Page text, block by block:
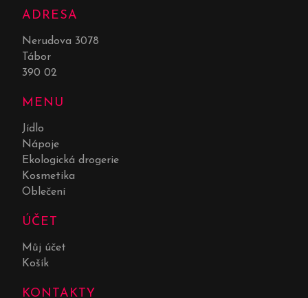
ADRESA
Nerudova 3078
Tábor
390 02
MENU
Jídlo
Nápoje
Ekologická drogerie
Kosmetika
Oblečení
ÚČET
Můj účet
Košík
KONTAKTY